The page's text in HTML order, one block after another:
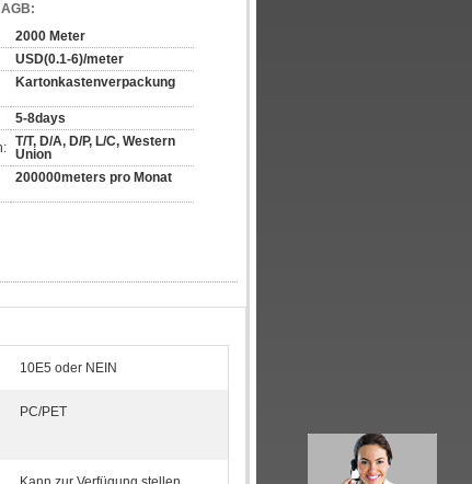
2000 Meter
USD(0.1-6)/meter
Kartonkastenverpackung
5-8days
T/T, D/A, D/P, L/C, Western
Union
200000meters pro Monat
10E5 oder NEIN
PC/PET